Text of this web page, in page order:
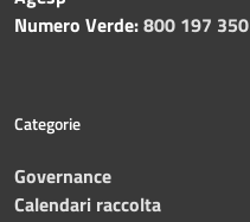
Numero Verde:800 197 350
Categorie
Governance
Calendari raccolta